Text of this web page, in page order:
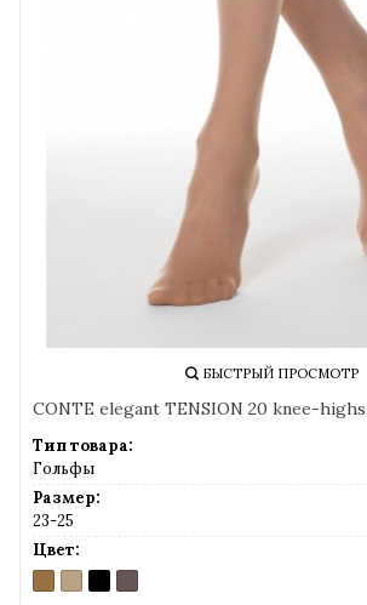
БЫСТРЫЙ ПРОСМОТР
CONTE elegant TENSION 20 knee-
Тип товара:
Гольфы
Размер:
23-25
Цвет:
BRONZ
(бронзовый)
NATURAL
(солнечный
NERO
(черный)
SHADE
(серо-